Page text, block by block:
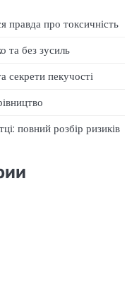
правда про токсичність
та без зусиль
секрети пекучості
повний розбір ризиків